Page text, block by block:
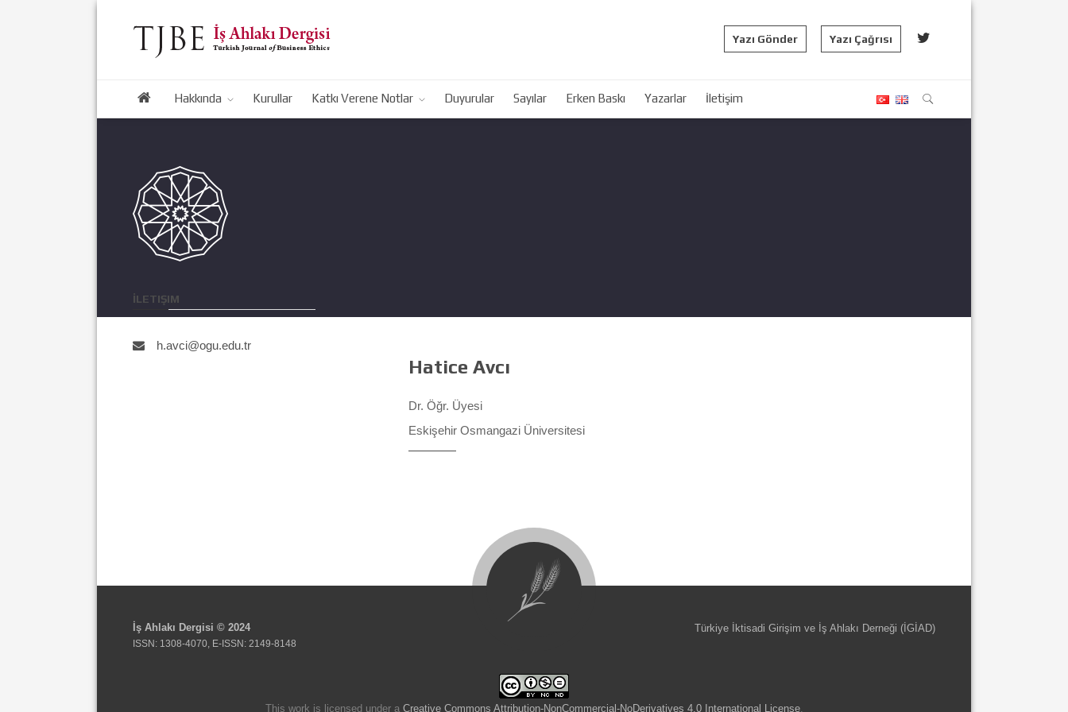
Yazı Gönder Yazı Çağrısı
Hakkında Kurullar Katkı Verene Notlar Duyurular Sayılar Erken Baskı Yazarlar İletişim
İLETIŞIM
h.avci@ogu.edu.tr
Hatice Avcı
Dr. Öğr. Üyesi
Eskişehir Osmangazi Üniversitesi
İş Ahlakı Dergisi © 2024
ISSN: 1308-4070, E-ISSN: 2149-8148
Türkiye İktisadi Girişim ve İş Ahlakı Derneği (İGİAD)
This work is licensed under a Creative Commons Attribution-NonCommercial-NoDerivatives 4.0 International License.